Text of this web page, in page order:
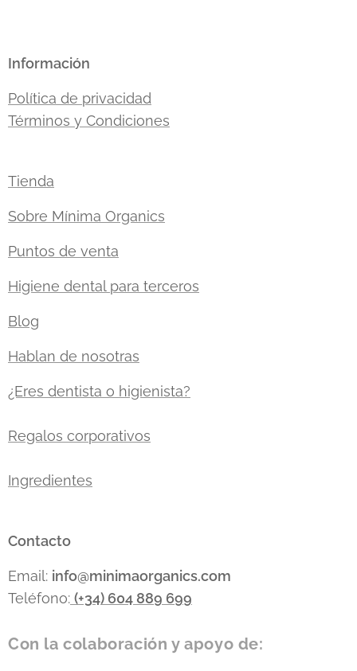
Información
Política de privacidad
Términos y Condiciones
Tienda
Sobre Mínima Organics
Puntos de venta
Higiene dental para terceros
Blog
Hablan de nosotras
¿Eres dentista o higienista?
Regalos corporativos
Ingredientes
Contacto
Email: info@minimaorganics.com
Teléfono: (+34) 604 889 699
Con la colaboración y apoyo de: